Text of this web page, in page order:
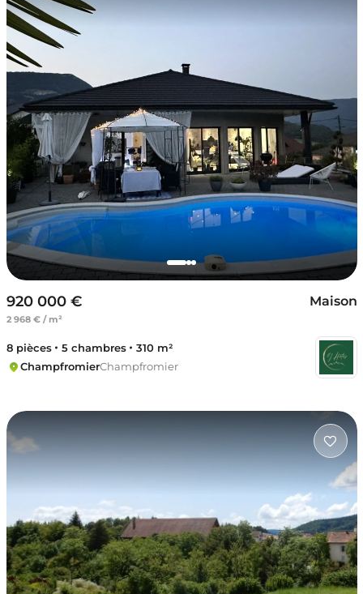
920 000 €
2 968 € / m²
Maison
8 pièces 5 chambres
310 m²
ChampfromierChampfromier